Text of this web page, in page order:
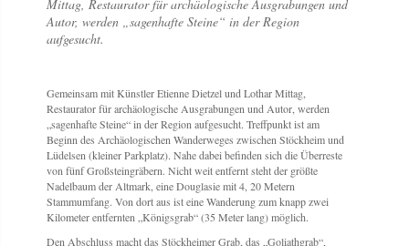
Mittag, Restaurator für archäologische Ausgrabungen und
Autor, werden „sagenhafte Steine“ in der Region
aufgesucht.
Gemeinsam mit Künstler Etienne Dietzel und Lothar Mittag,
Restaurator für archäologische Ausgrabungen und Autor, werden
„sagenhafte Steine“ in der Region aufgesucht. Treffpunkt ist am
Beginn des Archäologischen Wanderweges zwischen Stöckheim und
Lüdelsen (kleiner Parkplatz). Nahe dabei befinden sich die Überreste
von fünf Großsteingräbern. Nicht weit entfernt steht der größte
Nadelbaum der Altmark, eine Douglasie mit 4, 20 Metern
Stammumfang. Von dort aus ist eine Wanderung zum knapp zwei
Kilometer entfernten „Königsgrab“ (35 Meter lang) möglich.
Den Abschluss macht das Stöckheimer Grab, das „Goliathgrab“,